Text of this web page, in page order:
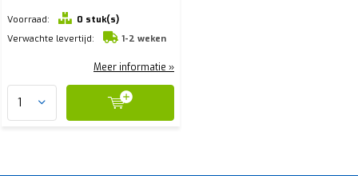
Voorraad:
0 stuk(s)
Verwachte levertijd:
1-2 weken
Meer informatie »